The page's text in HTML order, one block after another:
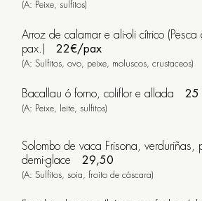
(A: Peixe, sulfitos)
Arroz de calamar e ali-oli cítrico (Pesca
pax.)
22€/pax
(A: Sulfitos, ovo, peixe, moluscos, crustaceos)
Bacallau ó forno, coliflor e allada 25
(A: Peixe, leite, sulfitos)
Solombo de vaca Frisona, verduriñas,
demi-glace
29,50
(A: Sulfitos, soia, froito de cáscara)